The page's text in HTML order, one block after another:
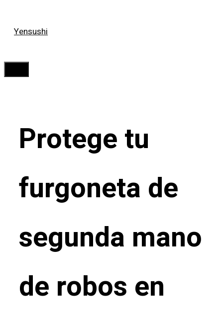
Yensushi
Protege tu
furgoneta de
segunda mano
de robos en